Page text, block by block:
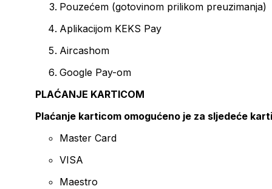
Pouzećem (gotovinom prilikom preuzimanja)
Aplikacijom KEKS Pay
Aircashom
Google Pay-om
PLAĆANJE KARTICOM
Plaćanje karticom omogućeno je za sljedeće
Master Card
VISA
Maestro